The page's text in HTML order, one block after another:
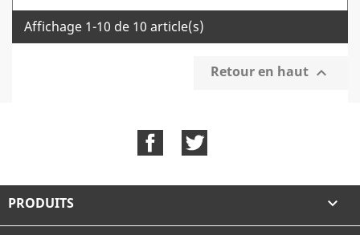
Affichage 1-10 de 10 article(s)
Retour en haut 
Facebook
PRODUITS 